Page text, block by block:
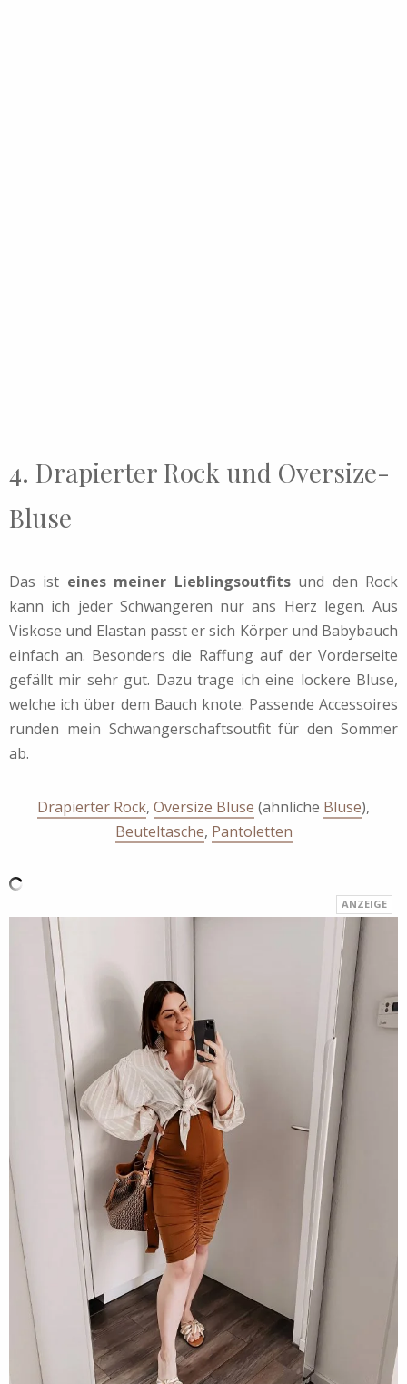
4. Drapierter Rock und Oversize-
Bluse
Das ist eines meiner Lieblingsoutfitsund den Rock
kann ich jeder Schwangeren nur ans Herz legen. Aus
Viskose und Elastan passt er sich Körper und Babybauch
einfach an. Besonders die Raffung auf der Vorderseite
gefällt mir sehr gut. Dazu trage ich eine lockere Bluse,
welche ich über dem Bauch knote. Passende Accessoires
runden mein Schwangerschaftsoutfit für den Sommer
ab.
Drapierter Rock, Oversize Bluse (ähnliche Bluse),
Beuteltasche, Pantoletten